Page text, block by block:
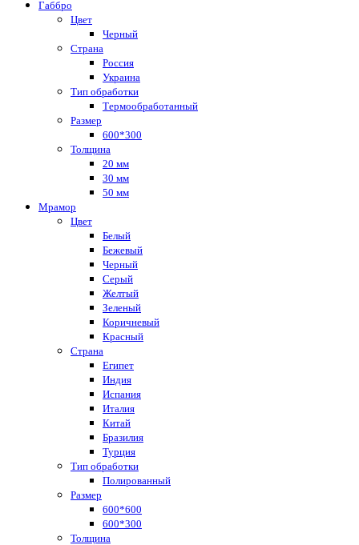
Габбро
Цвет
Черный
Страна
Россия
Украина
Тип обработки
Термообработанный
Размер
600*300
Толщина
20 мм
30 мм
50 мм
Мрамор
Цвет
Белый
Бежевый
Черный
Серый
Желтый
Зеленый
Коричневый
Красный
Страна
Египет
Индия
Испания
Италия
Китай
Бразилия
Турция
Тип обработки
Полированный
Размер
600*600
600*300
Толщина